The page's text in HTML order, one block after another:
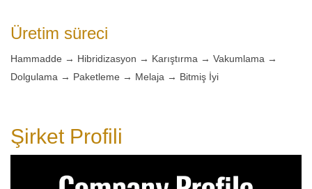
Üretim süreci
Hammadde → Hibridizasyon → Karıştırma → Vakumlama →
Dolgulama → Paketleme → Melaja → Bitmiş İyi
Şirket Profili